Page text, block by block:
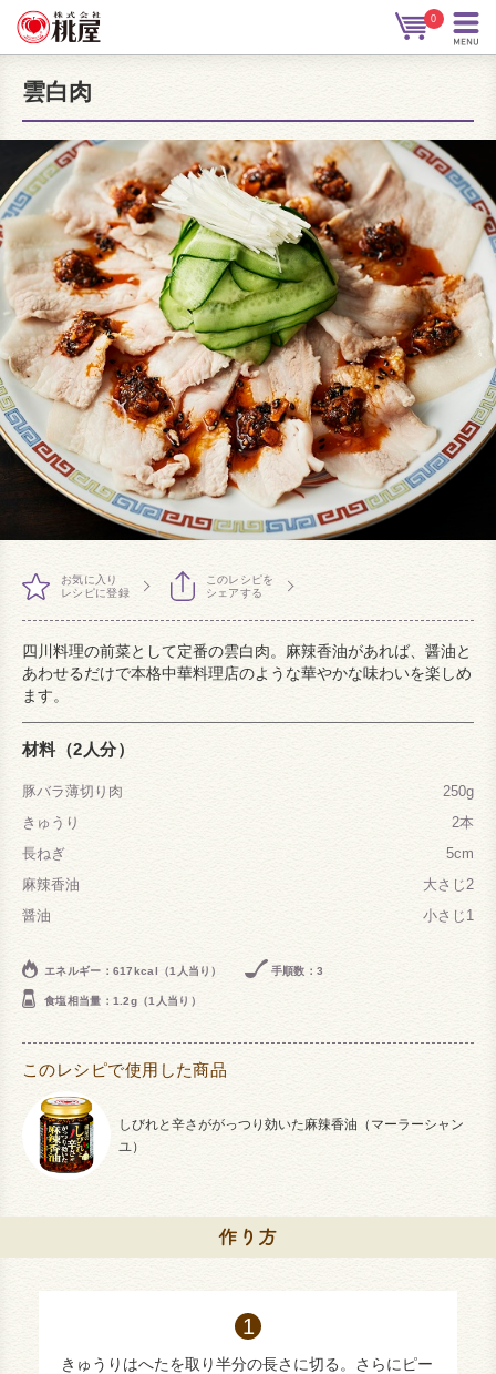
0
雲白肉
お気に入り
レシピに登録
このレシピを
シェアする
四川料理の前菜として定番の雲白肉。麻辣香油があれば、醤油と
あわせるだけで本格中華料理店のような華やかな味わいを楽しめ
ます。
材料（2人分）
豚バラ薄切り肉
250g
きゅうり
2本
長ねぎ
5cm
麻辣香油
大さじ2
醤油
小さじ1
エネルギー：617kcal（1人当り） 手順数：3
食塩相当量：1.2g（1人当り）
このレシピで使用した商品
しびれと辛さががっつり効いた麻辣香油（マーラーシャン
ユ）
きゅうりはへたを取り半分の長さに切る。さらにピー